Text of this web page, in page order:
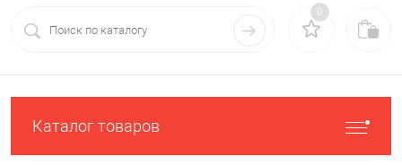
0
Каталог товаров